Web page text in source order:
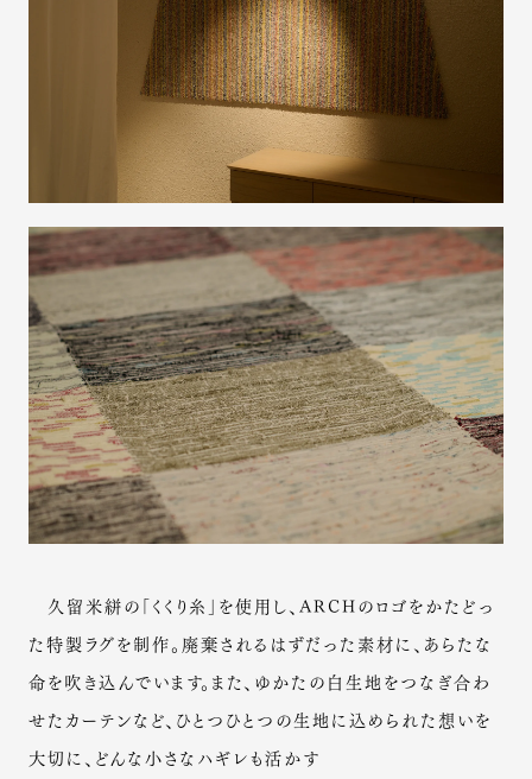
久留米絣の「くくり糸」を使用し、ARCHのロゴをかたどっ
た特製ラグを制作。廃棄されるはずだった素材に、あらたな
命を吹き込んでいます。また、ゆかたの白生地をつなぎ合わ
せたカーテンなど、ひとつひとつの生地に込められた想いを
大切に、どんな小さなハギレも活かす